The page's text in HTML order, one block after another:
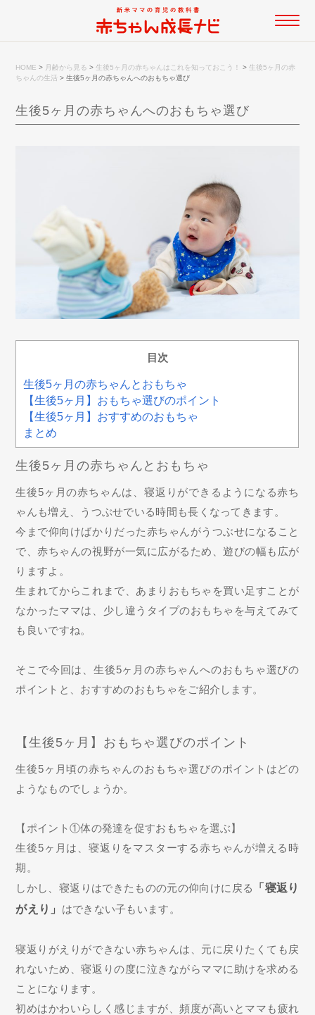
HOME > 月齢から見る >生後5ヶ月の赤ちゃんはこれを知っておこう！ >生後5ヶ月の赤
ちゃんの生活 >生後5ヶ月の赤ちゃんへのおもちゃ選び
生後5ヶ月の赤ちゃんへのおもちゃ選び
目次
生後5ヶ月の赤ちゃんとおもちゃ
【生後5ヶ月】おもちゃ選びのポイント
【生後5ヶ月】おすすめのおもちゃ
まとめ
生後5ヶ月の赤ちゃんとおもちゃ
生後5ヶ月の赤ちゃんは、寝返りができるようになる赤ち
ゃんも増え、うつぶせでいる時間も長くなってきます。
今まで仰向けばかりだった赤ちゃんがうつぶせになること
で、赤ちゃんの視野が一気に広がるため、遊びの幅も広が
りますよ。
生まれてからこれまで、あまりおもちゃを買い足すことが
なかったママは、少し違うタイプのおもちゃを与えてみて
も良いですね。
そこで今回は、生後5ヶ月の赤ちゃんへのおもちゃ選びの
ポイントと、おすすめのおもちゃをご紹介します。
【生後5ヶ月】おもちゃ選びのポイント
生後5ヶ月頃の赤ちゃんのおもちゃ選びのポイントはどの
ようなものでしょうか。
【ポイント①体の発達を促すおもちゃを選ぶ】
生後5ヶ月は、寝返りをマスターする赤ちゃんが増える時
期。
しかし、寝返りはできたものの元の仰向けに戻る
「寝返り
がえり」 はできない子もいます。
寝返りがえりができない赤ちゃんは、元に戻りたくても戻
れないため、寝返りの度に泣きながらママに助けを求める
ことになります。
初めはかわいらしく感じますが、頻度が高いとママも疲れ